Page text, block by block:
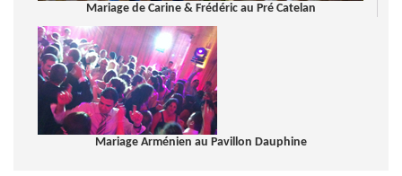
Mariage de Carine & Frédéric au Pré Catelan
Mariage Arménien au Pavillon Dauphine